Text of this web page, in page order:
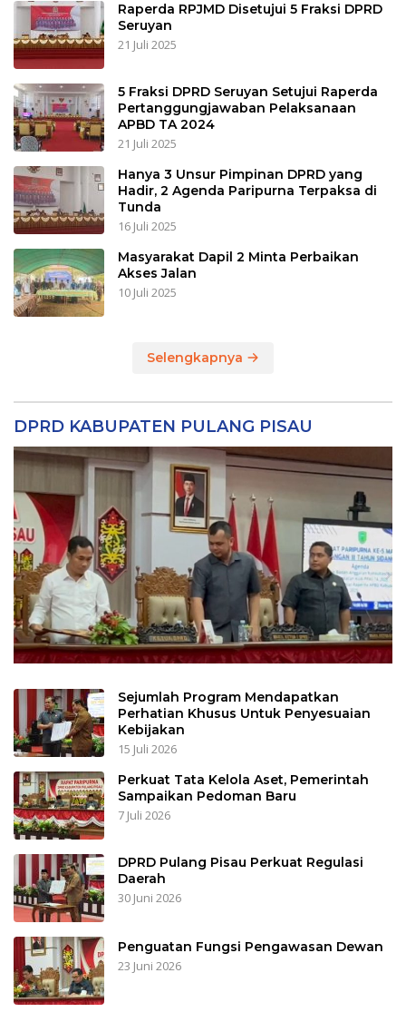
Raperda RPJMD Disetujui 5 Fraksi DPRD
Seruyan
21 Juli 2025
5 Fraksi DPRD Seruyan Setujui Raperda
Pertanggungjawaban Pelaksanaan
APBD TA 2024
21 Juli 2025
Hanya 3 Unsur Pimpinan DPRD yang
Hadir, 2 Agenda Paripurna Terpaksa di
Tunda
16 Juli 2025
Masyarakat Dapil 2 Minta Perbaikan
Akses Jalan
10 Juli 2025
Selengkapnya
DPRD KABUPATEN PULANG PISAU
Sejumlah Program Mendapatkan
Perhatian Khusus Untuk Penyesuaian
Kebijakan
15 Juli 2026
Perkuat Tata Kelola Aset, Pemerintah
Sampaikan Pedoman Baru
7 Juli 2026
DPRD Pulang Pisau Perkuat Regulasi
Daerah
30 Juni 2026
Penguatan Fungsi Pengawasan Dewan
23 Juni 2026